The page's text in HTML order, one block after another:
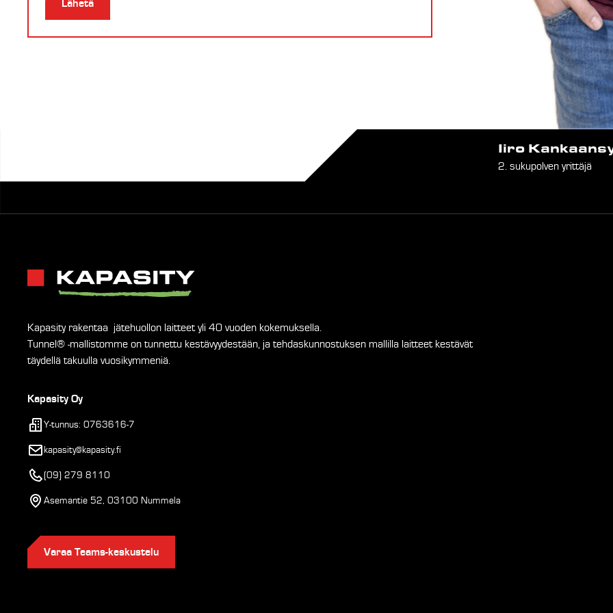
Iiro
2. sukupolven yrittäjä
Kapasity rakentaa jätehuollon laitteet yli 40 vuoden kokemuksella.
Tunnel® -mallistomme on tunnettu kestävyydestään, ja tehdaskunnostuksen mallilla laitteet kestävät
täydellä takuulla vuosikymmeniä.
Kapasity Oy
Y-tunnus: 0763616-7
kapasity@kapasity.fi
(09) 279 8110
Asemantie 52, 03100 Nummela
Varaa Teams-keskustelu